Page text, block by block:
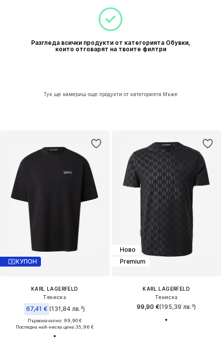
Разгледа всички продукти от категорията Обувки,
които отговарят на твоите филтри
Тук ще намериш още продукти от категорията Мъже
КУПОН
KARL LAGERFELD
Тениска
67,41 € (131,84 лв.³)
Първоначално: 99,90 €
Последна най-ниска цена:35,96 €
Ново
Premium
KARL LAGERFELD
Тениска
99,90 €(195,39 лв.³)